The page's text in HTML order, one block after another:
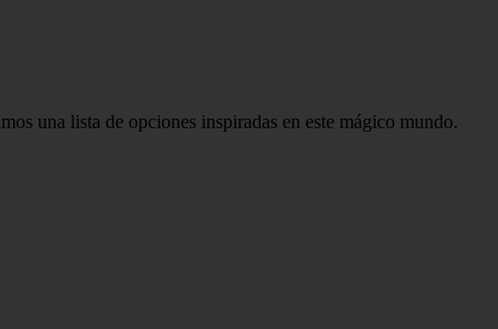
una lista de opciones inspiradas en este mágico mundo.